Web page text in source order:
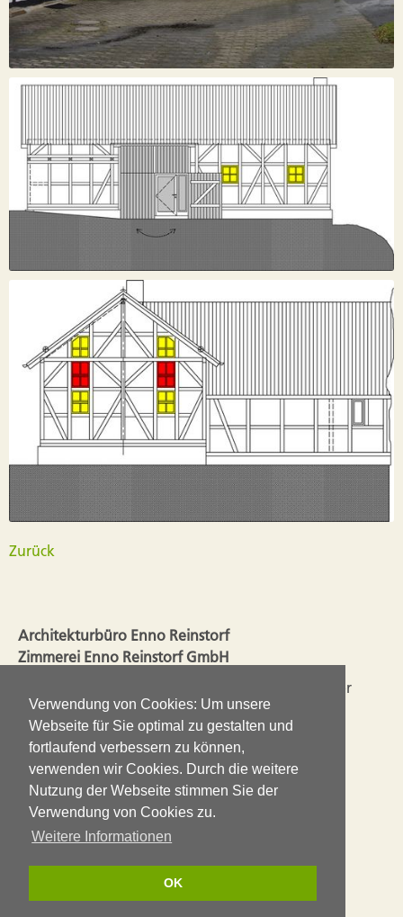
Verwendung von Cookies: Um unsere
Webseite für Sie optimal zu gestalten und
fortlaufend verbessern zu können,
verwenden wir Cookies. Durch die weitere
Nutzung der Webseite stimmen Sie der
Verwendung von Cookies zu.
Weitere Informationen
OK
Zurück
Architekturbüro Enno Reinstorf
Zimmerei Enno Reinstorf GmbH
Seit 2003 liegen Planung und Ausführung in einer
Hand. So ergänzen sich die Erfahrungen aus dem
Handwerk mit den Ansprüchen einer guten
Architektur.
Impressum
Datenschutz
info@enno-reinstorf.de